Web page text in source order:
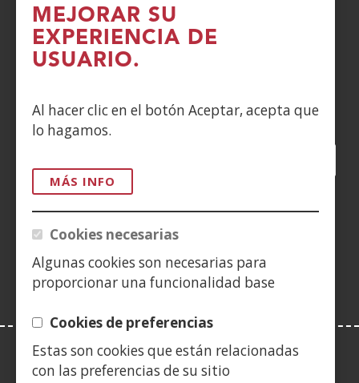
MEJORAR SU
EXPERIENCIA DE
USUARIO.
Al hacer clic en el botón Aceptar, acepta que
lo hagamos.
MÁS INFO
Cookies necesarias
Algunas cookies son necesarias para
proporcionar una funcionalidad base
Cookies de preferencias
Estas son cookies que están relacionadas
con las preferencias de su sitio
DENUNCIAS
Siguenos en:
en
nueva
ventana)
en
nueva
ventana)
nueva
ventana)
nueva
ventana)
ventana)ventana)ventana)
en
(Abre
LEY DE TRANSPARENCIA